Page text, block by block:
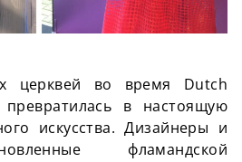
церквей во время Dutch
в настоящую
искусства. Дизайнеры и
фламандской